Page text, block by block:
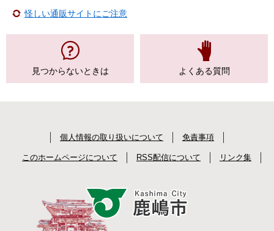
怪しい通販サイトにご注意
見つからないときは よくある質問
個人情報の取り扱いについて 免責事項
このホームページについて RSS配信について リンク集